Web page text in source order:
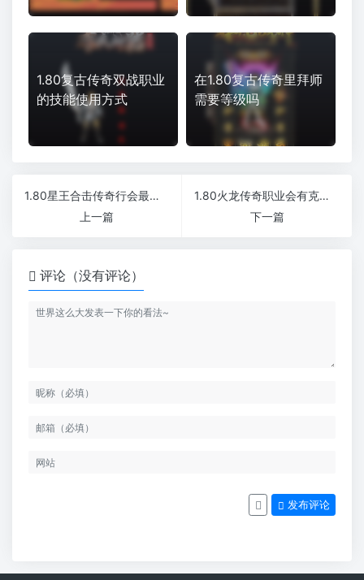
1.80复古传奇双战职业
的技能使用方式
在1.80复古传奇里拜师
需要等级吗
1.80星王合击传奇行会最在意的事情是什么
上一篇
1.80火龙传奇职业会有克制作用吗
下一篇
评论（没有评论）
发布评论